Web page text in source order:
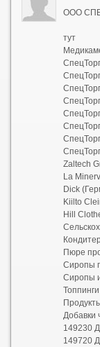
тут
СпецТорг
СпецТорг
Zaltech GmbH
La
Dick
Kiilto Clein
Hill
Пюре
Сиропы
Сиропы
Добавки
149230
149720